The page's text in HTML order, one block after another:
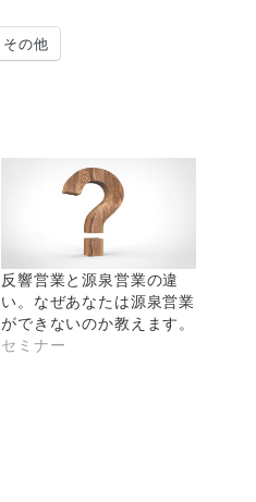
その他
反響営業と源泉営業の違
い。なぜあなたは源泉営業
ができないのか教えます。
セミナー